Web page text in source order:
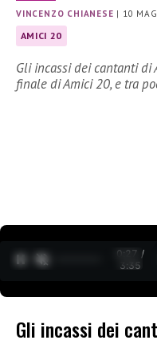
VINCENZO CHIANESE | 10
AMICI 20
Gli incassi dei cantanti
finale di Amici 20, e tra
0:27 /
3:35
Gli incassi dei